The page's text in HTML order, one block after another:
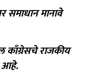
समाधान मानावे
काँग्रेसचे राजकीय
आहे.